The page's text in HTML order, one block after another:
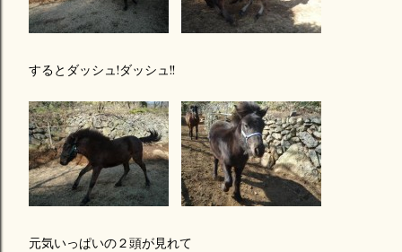
するとダッシュ!ダッシュ!!
元気いっぱいの２頭が見れて